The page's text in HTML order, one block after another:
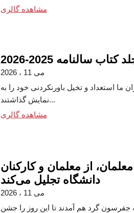
مشاهده گالری
سالنامه 2025-2026
می 11 ، 2026
استعداد و تخیل باورنکردنی خود را به
نمایش گذاشتند...
مشاهده گالری
از معلمان و کارکنان
دانشگاه تجلیل می‌کند
می 11 ، 2026
جفرسون گرد هم آمدند تا این روز را جشن